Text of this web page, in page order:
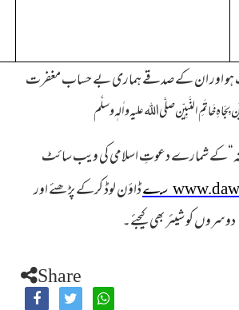
ہو اور ان کے صدقے ہماری بے حساب مغفرت
بِجَاہِ خَاتَمِ النَّبِیّٖن صلَّی اللہ علیہ واٰلہٖ وسلَّم
شمارے دعوتِ اسلامی کی ویب سائٹ
سےڈاؤن لوڈ کرکے پڑھئے اور
دوسروں کو شیئر بھی کیجئے۔
Share